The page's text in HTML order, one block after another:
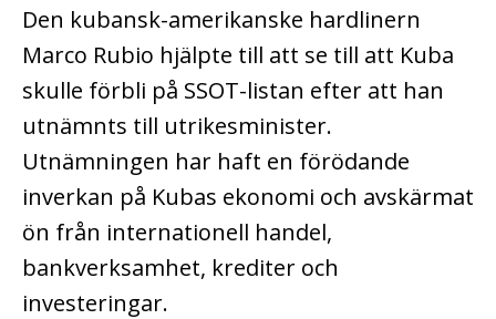
Den kubansk-amerikanske hardlinern
Marco Rubio hjälpte till att se till att Kuba
skulle förbli på SSOT-listan efter att han
utnämnts till utrikesminister.
Utnämningen har haft en förödande
inverkan på Kubas ekonomi och avskärmat
ön från internationell handel,
bankverksamhet, krediter och
investeringar.